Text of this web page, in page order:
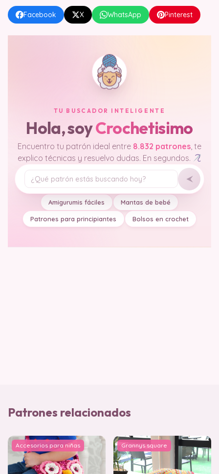
Facebook X WhatsApp Pinterest
TU BUSCADOR INTELIGENTE
Hola, soyCrochetisimo
Encuentro tu patrón ideal entre 8.832 patrones, te
explico técnicas y resuelvo dudas. En segundos.
Tu pregunta
Amigurumis fáciles Mantas de bebé
Patrones para principiantes Bolsos en crochet
Patrones relacionados
Accesorios para niñas Grannys square